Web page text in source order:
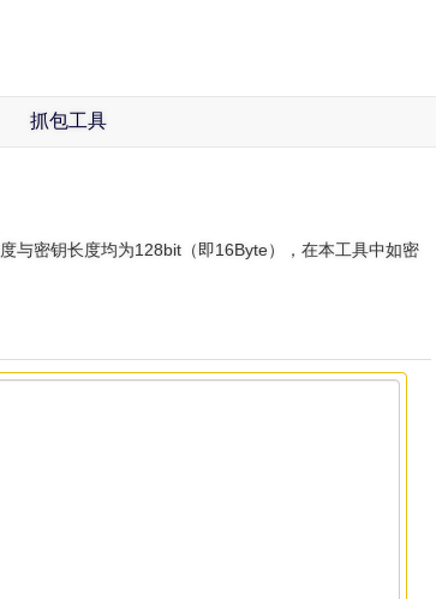
抓包工具
与密钥长度均为128bit（即16Byte），在本工具中如密